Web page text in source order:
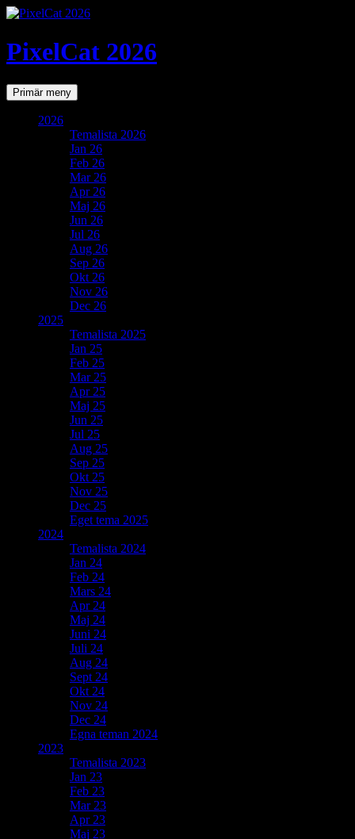
PixelCat 2026
SökPrimär meny Gå
till
2026
Temalista 2026
Jan 26
Feb 26
Mar 26
Apr 26
Maj 26
Jun 26
Jul 26
Aug 26
Sep 26
Okt 26
Nov 26
Dec 26
2025
Temalista 2025
Jan 25
Feb 25
Mar 25
Apr 25
Maj 25
Jun 25
Jul 25
Aug 25
Sep 25
Okt 25
Nov 25
Dec 25
Eget tema 2025
2024
Temalista 2024
Jan 24
Feb 24
Mars 24
Apr 24
Maj 24
Juni 24
Juli 24
Aug 24
Sept 24
Okt 24
Nov 24
Dec 24
Egna teman 2024
2023
Temalista 2023
Jan 23
Feb 23
Mar 23
Apr 23
Maj 23